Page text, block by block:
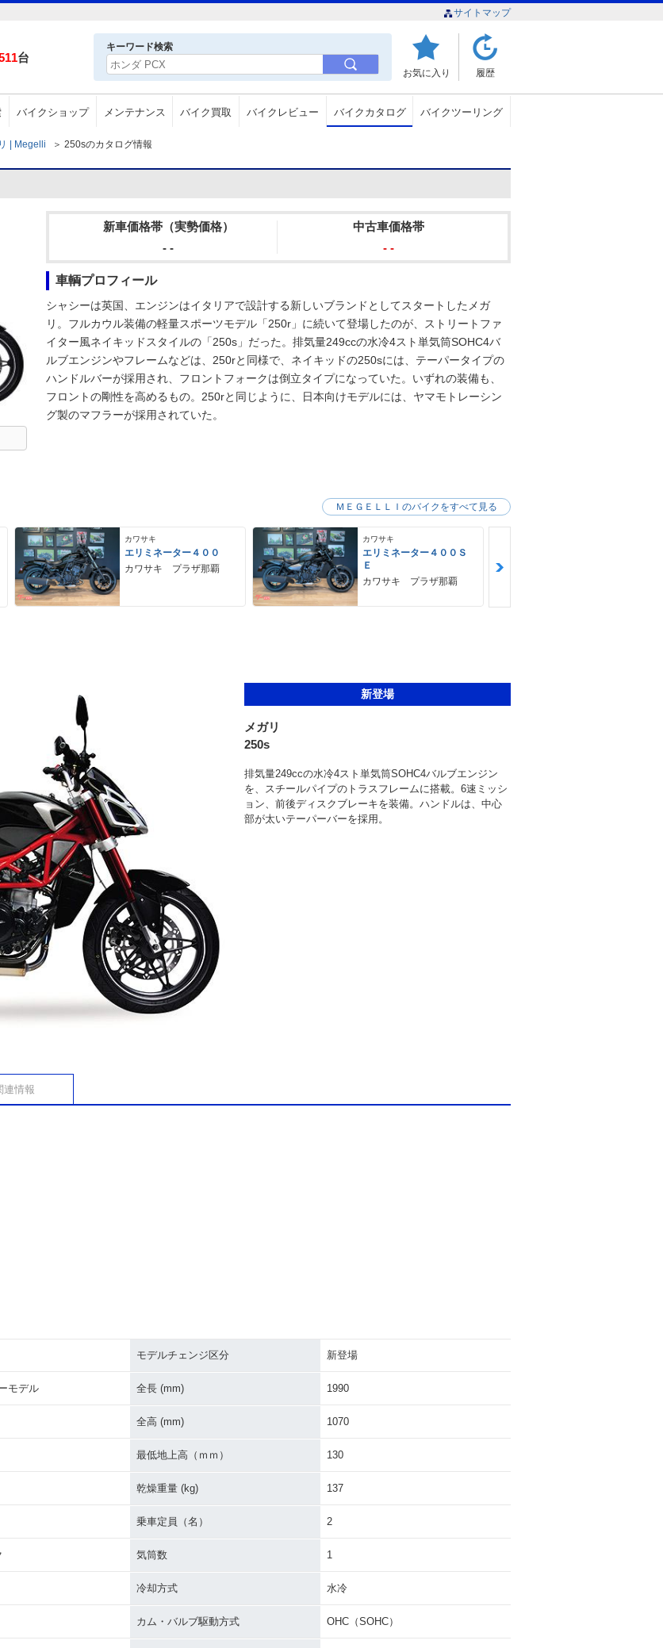
サイトマップ
台
キーワード検索
お気に入り 履歴
バイクショップ メンテナンス バイク買取 バイクレビュー バイクカタログ バイクツーリング
| Megelli ＞ 250sのカタログ情報
新車価格帯（実勢価格）
- -
中古車価格帯
- -
車輌プロフィール
シャシーは英国、エンジンはイタリアで設計する新しいブランドとしてスタートしたメガ
リ。フルカウル装備の軽量スポーツモデル「250r」に続いて登場したのが、ストリートファ
イター風ネイキッドスタイルの「250s」だった。排気量249ccの水冷4スト単気筒SOHC4バ
ルブエンジンやフレームなどは、250rと同様で、ネイキッドの250sには、テーパータイプの
ハンドルバーが採用され、フロントフォークは倒立タイプになっていた。いずれの装備も、
フロントの剛性を高めるもの。250rと同じように、日本向けモデルには、ヤマモトレーシン
グ製のマフラーが採用されていた。
カワサキ
エリミネーター４００
カワサキ プラザ那覇
カワサキ
エリミネーター４００Ｓ
Ｅ
カワサキ プラザ那覇
ＭＥＧＥＬＬＩのバイクをすべて見る
新登場
メガリ
250s
排気量249ccの水冷4スト単気筒SOHC4バルブエンジン
を、スチールパイプのトラスフレームに搭載。6速ミッシ
ョン、前後ディスクブレーキを装備。ハンドルは、中心
部が太いテーパーバーを採用。
連情報
モデルチェンジ区分 新登場
モデル 全長 (mm) 1990
全高 (mm) 1070
最低地上高（ｍｍ） 130
乾燥重量 (kg) 137
乗車定員（名） 2
気筒数 1
冷却方式 水冷
カム・バルブ駆動方式 OHC（SOHC）